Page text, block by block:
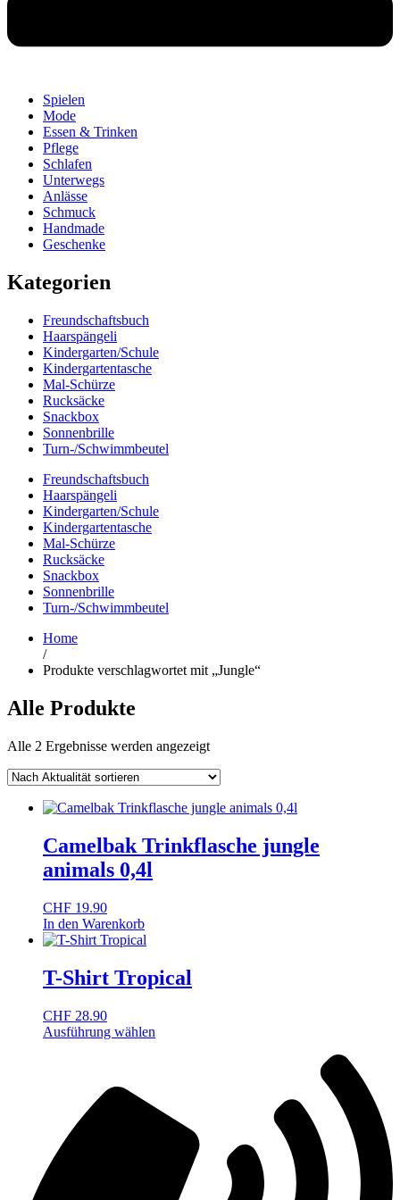
Spielen
Mode
Essen & Trinken
Pflege
Schlafen
Unterwegs
Anlässe
Schmuck
Handmade
Geschenke
Kategorien
Freundschaftsbuch
Haarspängeli
Kindergarten/Schule
Kindergartentasche
Mal-Schürze
Rucksäcke
Snackbox
Sonnenbrille
Turn-/Schwimmbeutel
Freundschaftsbuch
Haarspängeli
Kindergarten/Schule
Kindergartentasche
Mal-Schürze
Rucksäcke
Snackbox
Sonnenbrille
Turn-/Schwimmbeutel
Home
/
Produkte verschlagwortet mit „Jungle“
Alle Produkte
Alle 2 Ergebnisse werden angezeigtNach
sortiert
Camelbak Trinkflasche jungle
animals 0,4l
CHF 19.90
In den Warenkorb
T-Shirt Tropical
CHF 28.90
Ausführung wählen
Varianten
Die
Optionen
können